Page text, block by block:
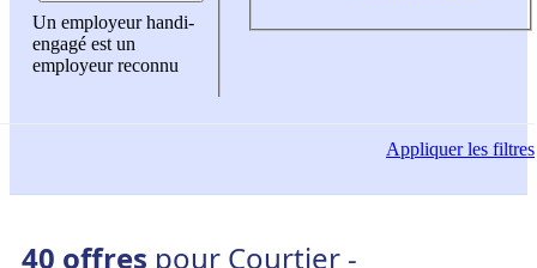
Un employeur handi-
engagé est un
employeur reconnu
Appliquerles filtres
40 offres pour Courtier -